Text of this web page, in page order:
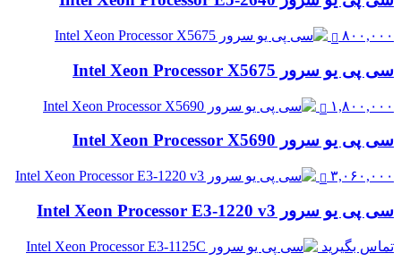
۸۰۰,۰۰۰
سی پی یو سرور Intel Xeon Processor X5675
۱,۸۰۰,۰۰۰
سی پی یو سرور Intel Xeon Processor X5690
۳,۰۶۰,۰۰۰
سی پی یو سرور Intel Xeon Processor E3-1220 v3
تماس بگیرید